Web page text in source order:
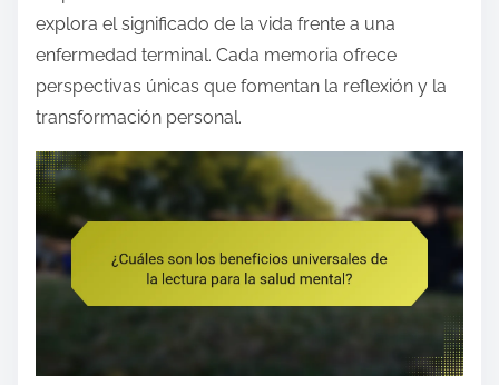
explora el significado de la vida frente a una
enfermedad terminal. Cada memoria ofrece
perspectivas únicas que fomentan la reflexión y la
transformación personal.